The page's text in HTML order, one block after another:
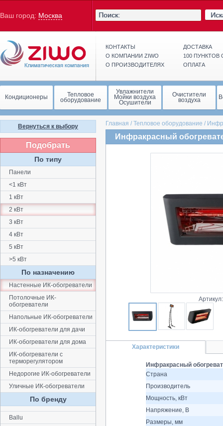
Ваш город: Москва
КОНТАКТЫ
О КОМПАНИИ ZIWO
О ПРОИЗВОДИТЕЛЯХ
ДОСТАВКА
100
ОПЛАТА
Кондиционеры Тепловое
оборудование
Увлажнители
Мойки воздуха
Осушители
Очистители
воздуха
Главная / Тепловое оборудование /
Инфракрасный
Характеристики
Инфракрасный
Страна
Производитель
Мощность, кВт
Напряжение, В
Размеры, мм
Вернуться к выбору
Подобрать
По типу
Панели
<1 кВт
1 кВт
2 кВт
3 кВт
4 кВт
5 кВт
>5 кВт
По назначению
Настенные ИК-обогреватели
Потолочные ИК-
обогреватели
Напольные ИК-обогреватели
ИК-обогреватели для дачи
ИК-обогреватели для дома
ИК-обогреватели с
терморегулятором
Недорогие ИК-обогреватели
Уличные ИК-обогреватели
По бренду
Ballu